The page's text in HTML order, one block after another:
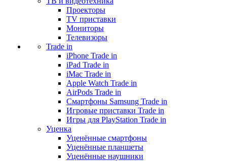
Проекторы
TV приставки
Мониторы
Телевизоры
Trade in
iPhone Trade in
iPad Trade in
iMac Trade in
Apple Watch Trade in
AirPods Trade in
Смартфоны Samsung Trade in
Игровые приставки Trade in
Игры для PlayStation Trade in
Уценка
Уценённые смартфоны
Уценённые планшеты
Уценённые наушники